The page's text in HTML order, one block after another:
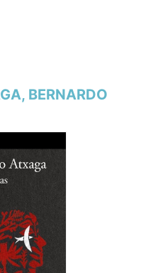
BERNARDO